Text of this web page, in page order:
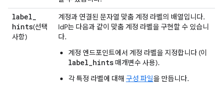
label_
hints(선택
사항)
계정과 연결된 문자열 맞춤 계정 라벨의 배열입니다.
IdP는 다음과 같이 맞춤 계정 라벨을 구현할 수 있습니
다.
계정 엔드포인트에서 계정 라벨을 지정합니다 (이
label_hints 매개변수 사용).
각 특정 라벨에 대해 구성 파일을 만듭니다.